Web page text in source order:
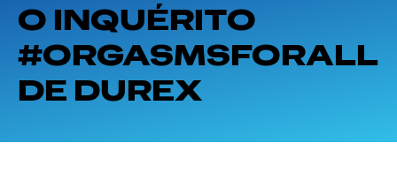
O INQUÉRITO
#ORGASMSFORALL
DE DUREX